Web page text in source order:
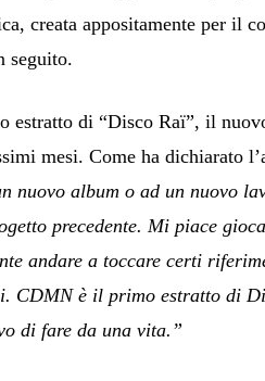
creata appositamente per il
seguito.
estratto di “Disco Raï”, il
mesi. Come ha dichiarato
nuovo album o ad un nuovo
precedente. Mi piace
andare a toccare certi
CDMN è il primo estratto di
di fare da una vita.”